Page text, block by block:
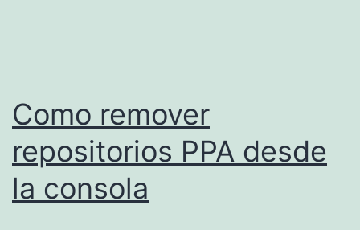
Como remover
repositorios PPA desde
la consola